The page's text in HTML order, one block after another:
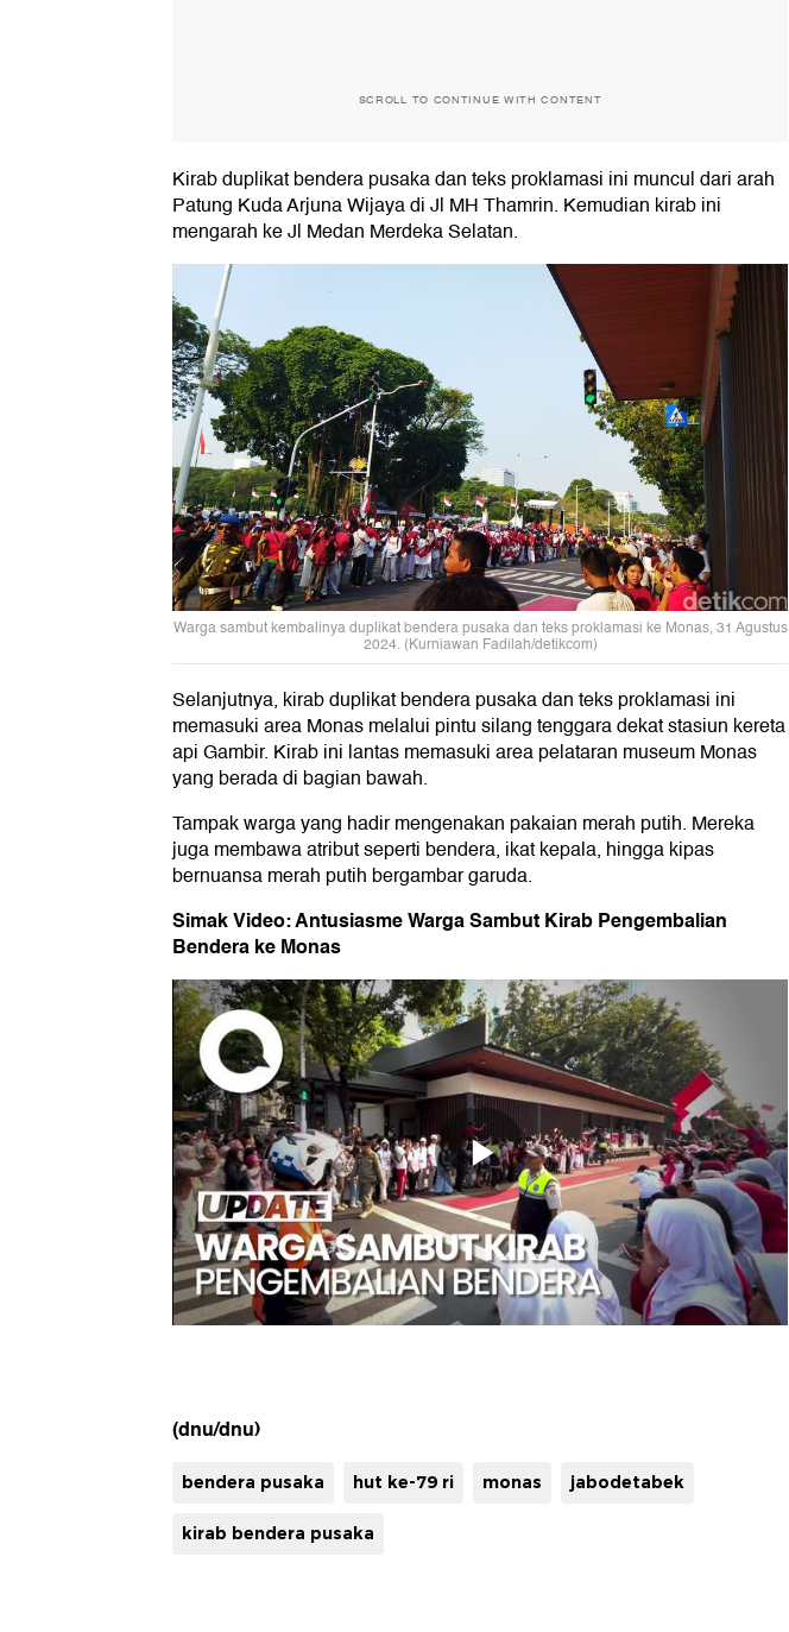
SCROLL TO CONTINUE WITH CONTENT
Kirab duplikat bendera pusaka dan teks proklamasi ini muncul dari arah
Patung Kuda Arjuna Wijaya di Jl MH Thamrin. Kemudian kirab ini
mengarah ke Jl Medan Merdeka Selatan.
Warga sambut kembalinya duplikat bendera pusaka dan teks proklamasi ke Monas, 31 Agustus
2024. (Kurniawan Fadilah/detikcom)
Selanjutnya, kirab duplikat bendera pusaka dan teks proklamasi ini
memasuki area Monas melalui pintu silang tenggara dekat stasiun kereta
api Gambir. Kirab ini lantas memasuki area pelataran museum Monas
yang berada di bagian bawah.
Tampak warga yang hadir mengenakan pakaian merah putih. Mereka
juga membawa atribut seperti bendera, ikat kepala, hingga kipas
bernuansa merah putih bergambar garuda.
Simak Video: Antusiasme Warga Sambut Kirab Pengembalian
Bendera ke Monas
(dnu/dnu)
bendera pusaka hut ke-79 ri monas jabodetabek
kirab bendera pusaka